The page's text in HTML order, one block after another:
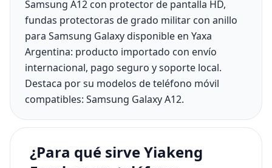
Samsung A12 con protector de pantalla HD,
fundas protectoras de grado militar con anillo
para Samsung Galaxy disponible en Yaxa
Argentina: producto importado con envío
internacional, pago seguro y soporte local.
Destaca por su modelos de teléfono móvil
compatibles: Samsung Galaxy A12.
¿Para qué sirve Yiakeng